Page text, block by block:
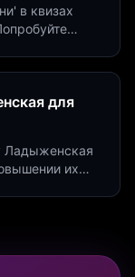
в квизах
для
Ладыженская
их